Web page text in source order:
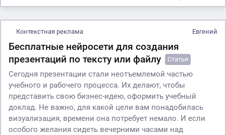
Контекстная реклама Евгений
Бесплатные нейросети для создания
презентаций по тексту или файлу
Статья
Сегодня презентации стали неотъемлемой частью
учебного и рабочего процесса. Их делают, чтобы
представить свою бизнес-идею, оформить учебный
доклад. Не важно, для какой цели вам понадобилась
визуализация, времени она потребует немало. И если
особого желания сидеть вечерними часами над